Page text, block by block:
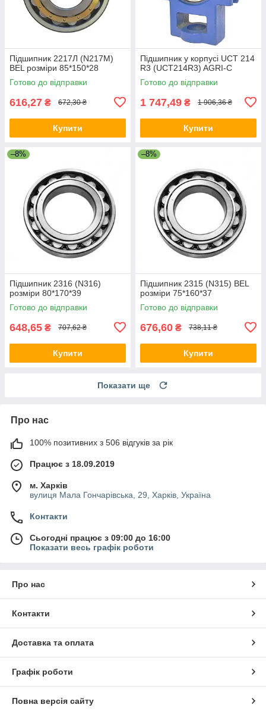
Підшипник 2217Л (N217M)
BEL розміри 85*150*28
Готово до відправки
616,27 ₴ 672,30 ₴
Купити
Підшипник у корпусі UCT 214
R3 (UCT214R3) AGRI-C
Готово до відправки
1 747,49 ₴ 1 906,36 ₴
Купити
–8%
Підшипник 2316 (N316)
розміри 80*170*39
Готово до відправки
648,65 ₴ 707,62 ₴
Купити
–8%
Підшипник 2315 (N315) BEL
розміри 75*160*37
Готово до відправки
676,60 ₴ 738,11 ₴
Купити
Показати ще
Про нас
100% позитивних з 506 відгуків за рік
Працює з 18.09.2019
м. Харків
вулиця Мала Гончарівська, 29, Харків, Україна
Контакти
Сьогодні працює з 09:00 до 16:00
Показати весь графік роботи
Про нас
Контакти
Доставка та оплата
Графік роботи
Повна версія сайту